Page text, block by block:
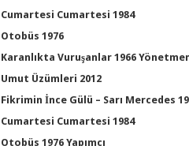
Cumartesi Cumartesi 1984
Otobüs 1976
Karanlıkta Vuruşanlar 1966
Umut Üzümleri 2012
Fikrimin İnce Gülü – Sarı Mercedes
Cumartesi Cumartesi 1984
Otobüs 1976 Yapımcı